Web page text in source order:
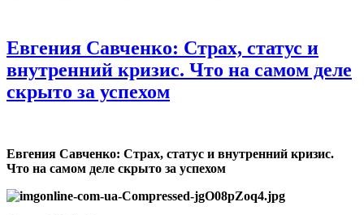
Евгения Савченко: Страх, статус и
внутренний кризис. Что на самом деле
скрыто за успехом
Евгения Савченко: Страх, статус и внутренний кризис.
Что на самом деле скрыто за успехом